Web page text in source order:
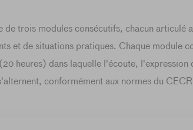
de trois modules consécutifs, chacun articulé
et de situations pratiques. Chaque module
heures) dans laquelle l'écoute, l'expression
conformément aux normes du